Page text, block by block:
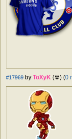
#17969 by ToXyK (☢) (0